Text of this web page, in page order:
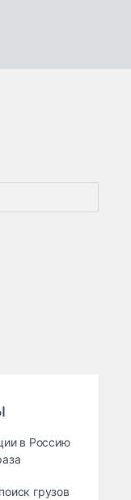
в Россию
грузов